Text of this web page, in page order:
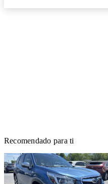
Recomendado para ti